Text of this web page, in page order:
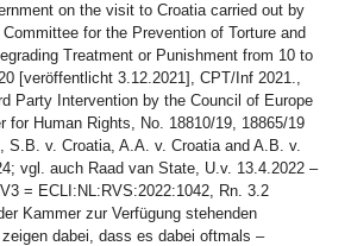
on the visit to Croatia carried out by
for the Prevention of Torture and
Treatment or Punishment from 10 to
[veröffentlicht 3.12.2021], CPT/Inf 2021.,
Party Intervention by the Council of Europe
for Human Rights, No. 18810/19, 18865/19
S.B. v. Croatia, A.A. v. Croatia and A.B. v.
vgl. auch Raad van State, U.v. 13.4.2022 –
= ECLI:NL:RVS:2022:1042, Rn. 3.2
Kammer zur Verfügung stehenden
dabei, dass es dabei oftmals –